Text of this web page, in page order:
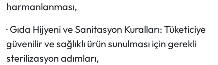
harmanlanması,
· Gıda Hijyeni ve Sanitasyon Kuralları: Tüketiciye
güvenilir ve sağlıklı ürün sunulması için gerekli
sterilizasyon adımları,